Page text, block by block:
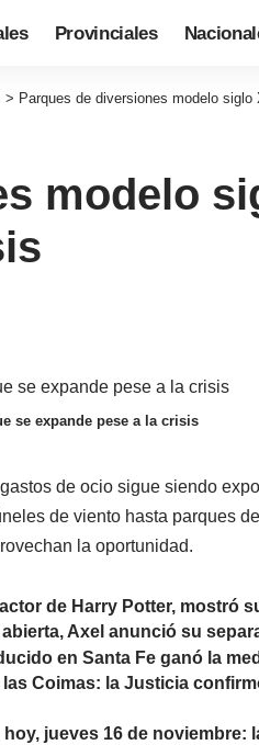
Provinciales
> Parques de diversiones modelo
modelo
se expande pese a la crisis
de ocio sigue siendo
de viento hasta parques
la oportunidad.
de Harry Potter, mostró
Axel anunció su
en Santa Fe ganó la
Coimas: la Justicia
jueves 16 de